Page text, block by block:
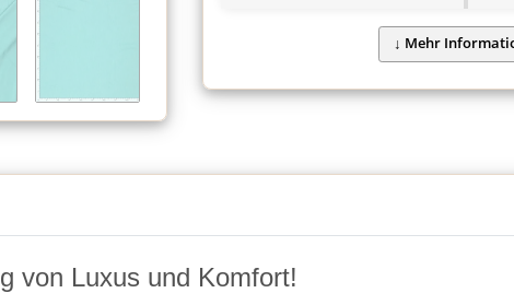
von Luxus und Komfort!